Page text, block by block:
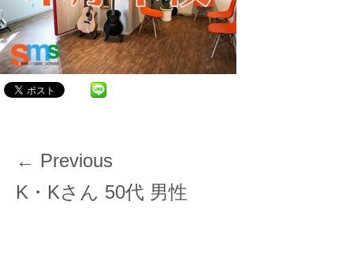
投
稿
← Previous
Previous
K・Kさん 50代 男性